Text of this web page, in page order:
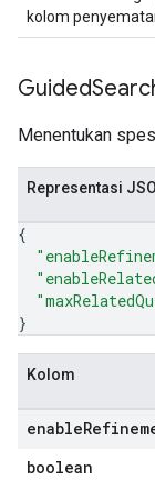
kolom
Guided
Menentukan
Representasi
{
}
Kolom
enable
boolean